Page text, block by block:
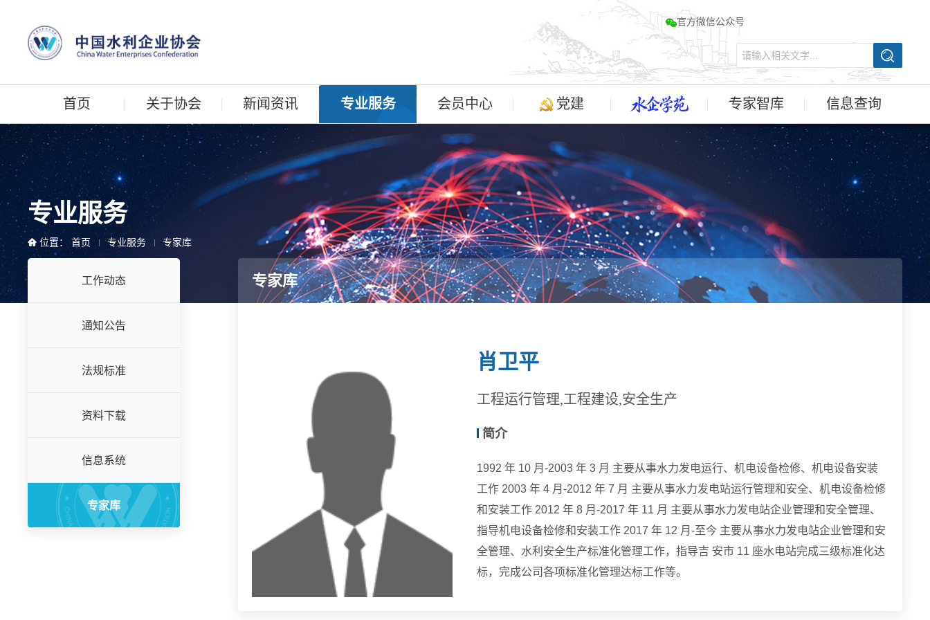
官方微信公众号
首页 关于协会 新闻资讯 专业服务 会员中心 党建 专家智库 信息查询
专业服务
位置： 首页 专业服务 专家库
工作动态
通知公告
法规标准
资料下载
信息系统
专家库
专家库
肖卫平
工程运行管理,工程建设,安全生产
简介
1992 年 10 月-2003 年 3 月 主要从事水力发电运行、机电设备检修、机电设备安装
工作 2003 年 4 月-2012 年 7 月 主要从事水力发电站运行管理和安全、机电设备检修
和安装工作 2012 年 8 月-2017 年 11 月 主要从事水力发电站企业管理和安全管理、
指导机电设备检修和安装工作 2017 年 12 月-至今 主要从事水力发电站企业管理和安
全管理、水利安全生产标准化管理工作，指导吉 安市 11 座水电站完成三级标准化达
标，完成公司各项标准化管理达标工作等。